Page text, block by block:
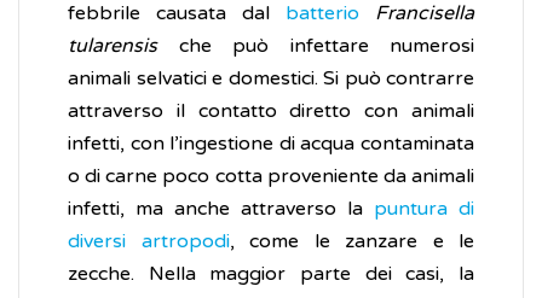
febbrile causata dal batterio
Francisella
tularensische può infettare numerosi
animali selvatici e domestici. Si può contrarre
attraverso il contatto diretto con animali
infetti, con l’ingestione di acqua contaminata
o di carne poco cotta proveniente da animali
infetti, ma anche attraverso la puntura di
diversi artropodi, come le zanzare e le
zecche. Nella maggior parte dei casi, la